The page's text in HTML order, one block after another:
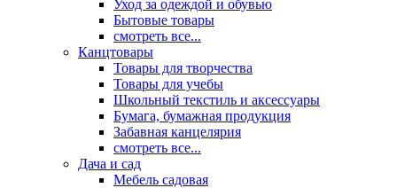
Уход за одеждой и обувью
Бытовые товары
смотреть все...
Канцтовары
Товары для творчества
Товары для учебы
Школьный текстиль и аксессуары
Бумага, бумажная продукция
Забавная канцелярия
смотреть все...
Дача и сад
Мебель садовая